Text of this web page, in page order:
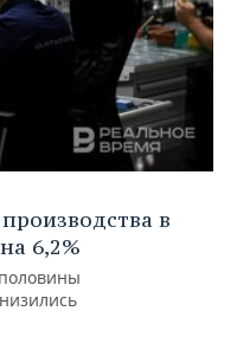
в
6,2%